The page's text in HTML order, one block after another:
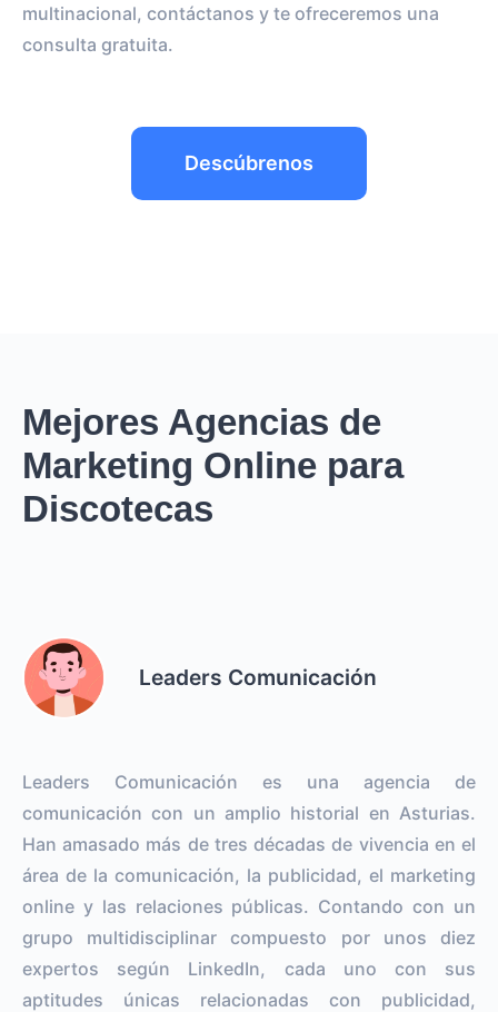
multinacional, contáctanos y te ofreceremos una
consulta gratuita.
Descúbrenos
Mejores Agencias de
Marketing Online para
Discotecas
Leaders Comunicación
Leaders Comunicación es una agencia de
comunicación con un amplio historial en Asturias.
Han amasado más de tres décadas de vivencia en el
área de la comunicación, la publicidad, el marketing
online y las relaciones públicas. Contando con un
grupo multidisciplinar compuesto por unos diez
expertos según LinkedIn, cada uno con sus
aptitudes únicas relacionadas con publicidad,